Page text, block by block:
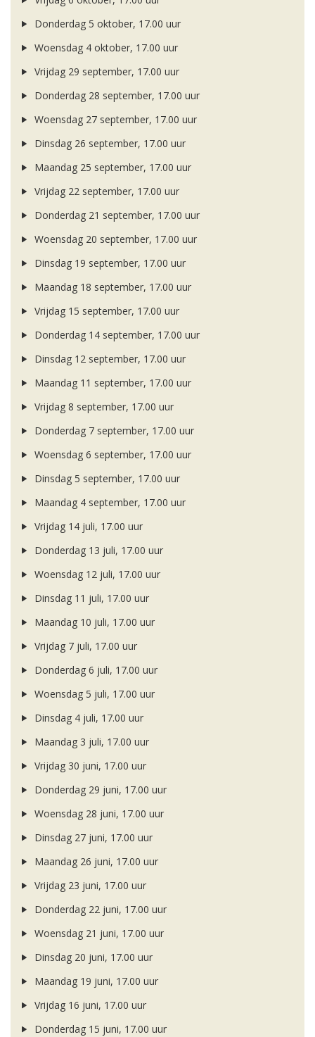
Donderdag 5 oktober, 17.00 uur
Woensdag 4 oktober, 17.00 uur
Vrijdag 29 september, 17.00 uur
Donderdag 28 september, 17.00 uur
Woensdag 27 september, 17.00 uur
Dinsdag 26 september, 17.00 uur
Maandag 25 september, 17.00 uur
Vrijdag 22 september, 17.00 uur
Donderdag 21 september, 17.00 uur
Woensdag 20 september, 17.00 uur
Dinsdag 19 september, 17.00 uur
Maandag 18 september, 17.00 uur
Vrijdag 15 september, 17.00 uur
Donderdag 14 september, 17.00 uur
Dinsdag 12 september, 17.00 uur
Maandag 11 september, 17.00 uur
Vrijdag 8 september, 17.00 uur
Donderdag 7 september, 17.00 uur
Woensdag 6 september, 17.00 uur
Dinsdag 5 september, 17.00 uur
Maandag 4 september, 17.00 uur
Vrijdag 14 juli, 17.00 uur
Donderdag 13 juli, 17.00 uur
Woensdag 12 juli, 17.00 uur
Dinsdag 11 juli, 17.00 uur
Maandag 10 juli, 17.00 uur
Vrijdag 7 juli, 17.00 uur
Donderdag 6 juli, 17.00 uur
Woensdag 5 juli, 17.00 uur
Dinsdag 4 juli, 17.00 uur
Maandag 3 juli, 17.00 uur
Vrijdag 30 juni, 17.00 uur
Donderdag 29 juni, 17.00 uur
Woensdag 28 juni, 17.00 uur
Dinsdag 27 juni, 17.00 uur
Maandag 26 juni, 17.00 uur
Vrijdag 23 juni, 17.00 uur
Donderdag 22 juni, 17.00 uur
Woensdag 21 juni, 17.00 uur
Dinsdag 20 juni, 17.00 uur
Maandag 19 juni, 17.00 uur
Vrijdag 16 juni, 17.00 uur
Donderdag 15 juni, 17.00 uur